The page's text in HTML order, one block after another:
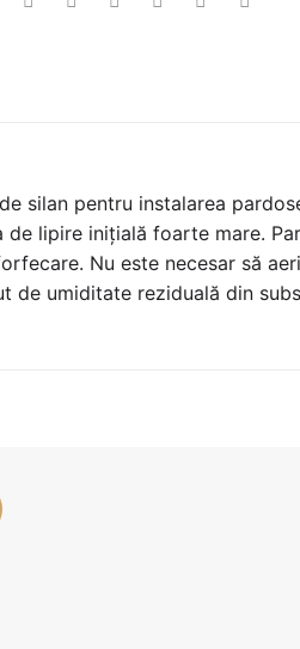
silan pentru instalarea
lipire inițială foarte mare.
Nu este necesar să
de umiditate reziduală din